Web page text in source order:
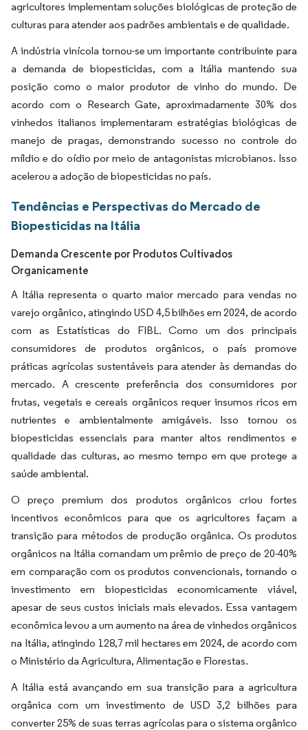
agricultores implementam soluções biológicas de proteção de
culturas para atender aos padrões ambientais e de qualidade.
A indústria vinícola tornou-se um importante contribuinte para
a demanda de biopesticidas, com a Itália mantendo sua
posição como o maior produtor de vinho do mundo. De
acordo com o Research Gate, aproximadamente 30% dos
vinhedos italianos implementaram estratégias biológicas de
manejo de pragas, demonstrando sucesso no controle do
míldio e do oídio por meio de antagonistas microbianos. Isso
acelerou a adoção de biopesticidas no país.
Tendências e Perspectivas do Mercado de
Biopesticidas na Itália
Demanda Crescente por Produtos Cultivados
Organicamente
A Itália representa o quarto maior mercado para vendas no
varejo orgânico, atingindo USD 4,5 bilhões em 2024, de acordo
com as Estatísticas do FIBL. Como um dos principais
consumidores de produtos orgânicos, o país promove
práticas agrícolas sustentáveis para atender às demandas do
mercado. A crescente preferência dos consumidores por
frutas, vegetais e cereais orgânicos requer insumos ricos em
nutrientes e ambientalmente amigáveis. Isso tornou os
biopesticidas essenciais para manter altos rendimentos e
qualidade das culturas, ao mesmo tempo em que protege a
saúde ambiental.
O preço premium dos produtos orgânicos criou fortes
incentivos econômicos para que os agricultores façam a
transição para métodos de produção orgânica. Os produtos
orgânicos na Itália comandam um prêmio de preço de 20-40%
em comparação com os produtos convencionais, tornando o
investimento em biopesticidas economicamente viável,
apesar de seus custos iniciais mais elevados. Essa vantagem
econômica levou a um aumento na área de vinhedos orgânicos
na Itália, atingindo 128,7 mil hectares em 2024, de acordo com
o Ministério da Agricultura, Alimentação e Florestas.
A Itália está avançando em sua transição para a agricultura
orgânica com um investimento de USD 3,2 bilhões para
converter 25% de suas terras agrícolas para o sistema orgânico